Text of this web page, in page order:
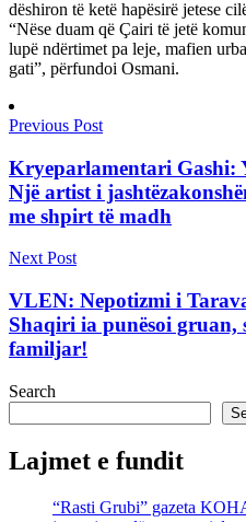
dëshiron të ketë hapësirë jetese
“Nëse duam që Çairi të jetë
lupë ndërtimet pa leje, mafien
gati”, përfundoi Osmani.
Previous Post
Kryeparlamentari Gashi:
Një artist i
me shpirt të madh
Next Post
VLEN: Nepotizmi i
Shaqiri ia punësoi gruan,
familjar!
Search
Lajmet e fundit
“Rasti Grubi” gazeta